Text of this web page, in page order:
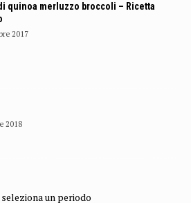
quinoa merluzzo broccoli – Ricetta
2017
2018
un periodo